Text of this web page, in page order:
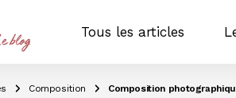
Tous les articles
Composition Composition